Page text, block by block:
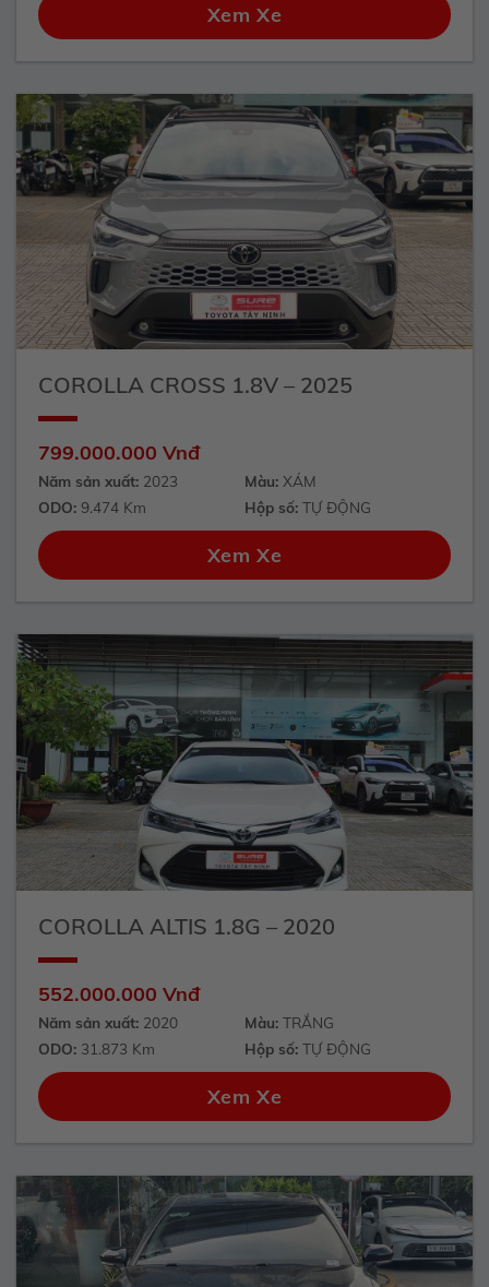
Xem Xe
COROLLA CROSS 1.8V – 2025
799.000.000 Vnđ
Năm sản xuất:2023 Màu: XÁM
ODO:9.474 Km Hộp số: TỰ ĐỘNG
Xem Xe
COROLLA ALTIS 1.8G – 2020
552.000.000 Vnđ
Năm sản xuất:2020 Màu: TRẮNG
ODO:31.873 Km Hộp số: TỰ ĐỘNG
Xem Xe